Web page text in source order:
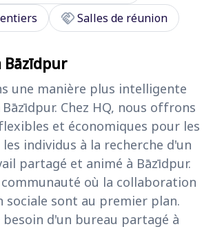
handshakeSalles de réunion
Bāzīdpur
une manière plus intelligente
Chez HQ, nous offrons
et économiques pour les
individus à la recherche d'un
partagé et animé à Bāzīdpur.
communauté où la collaboration
sont au premier plan.
besoin d'un bureau partagé à